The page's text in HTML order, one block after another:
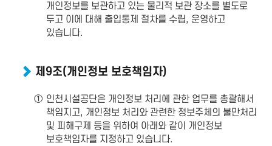
개인정보를 보관하고 있는 물리적 보관 장소를 별도로
두고 이에 대해 출입통제 절차를 수립, 운영하고
있습니다.
제9조(개인정보 보호책임자)
① 인천시설공단은 개인정보 처리에 관한 업무를 총괄해서
책임지고, 개인정보 처리와 관련한 정보주체의 불만처리
및 피해구제 등을 위하여 아래와 같이 개인정보
보호책임자를 지정하고 있습니다.